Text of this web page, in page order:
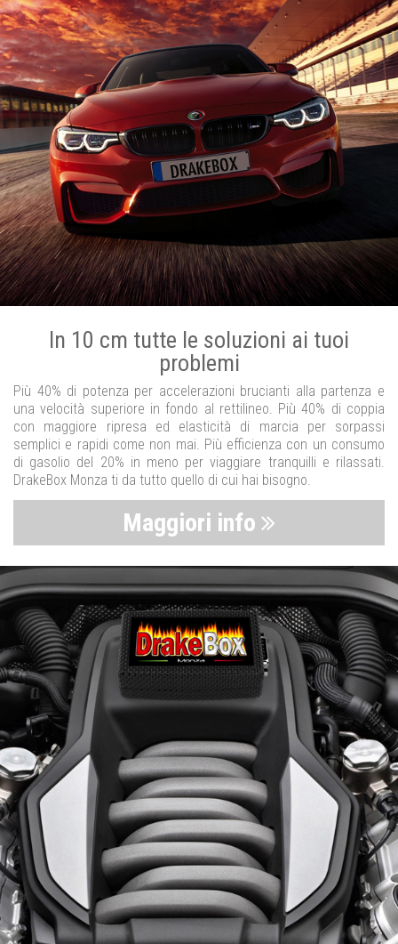
In 10 cm tutte le soluzioni ai tuoi
problemi
Più 40% di potenza per accelerazioni brucianti alla partenza e
una velocità superiore in fondo al rettilineo. Più 40% di coppia
con maggiore ripresa ed elasticità di marcia per sorpassi
semplici e rapidi come non mai. Più efficienza con un consumo
di gasolio del 20% in meno per viaggiare tranquilli e rilassati.
DrakeBox Monza ti da tutto quello di cui hai bisogno.
Maggiori info